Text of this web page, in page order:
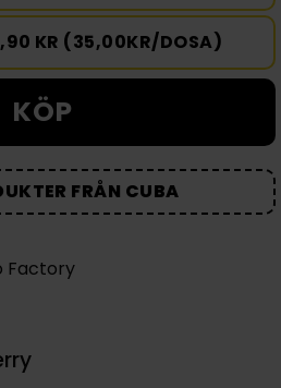
KR (35,00KR/DOSA)
KÖP
FRÅN CUBA